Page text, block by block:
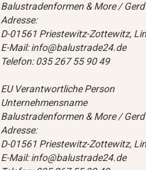
Balustradenformen & More /
Adresse:
D-01561 Priestewitz-Zottewitz,
E-Mail: info@balustrade24.de
Telefon: 035 267 55 90 49
EU Verantwortliche Person
Unternehmensname
Balustradenformen & More /
Adresse:
D-01561 Priestewitz-Zottewitz,
E-Mail: info@balustrade24.de